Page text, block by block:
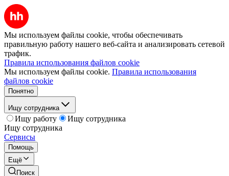
Мы используем файлы cookie, чтобы обеспечивать
правильную работу нашего веб-сайта и анализировать сетевой
трафик.
Правила использования файлов cookie
Мы используем файлы cookie. Правила использования
файлов cookie
Понятно
Ищу сотрудника
Ищу работу
Ищу сотрудника
Ищу сотрудника
Сервисы
Помощь
Ещё
Поиск